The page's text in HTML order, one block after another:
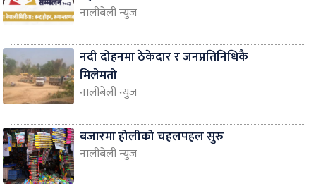
नालीबेली न्युज
नदी दोहनमा ठेकेदार र जनप्रतिनिधिकै
मिलेमतो
नालीबेली न्युज
बजारमा होलीको चहलपहल सुरु
नालीबेली न्युज